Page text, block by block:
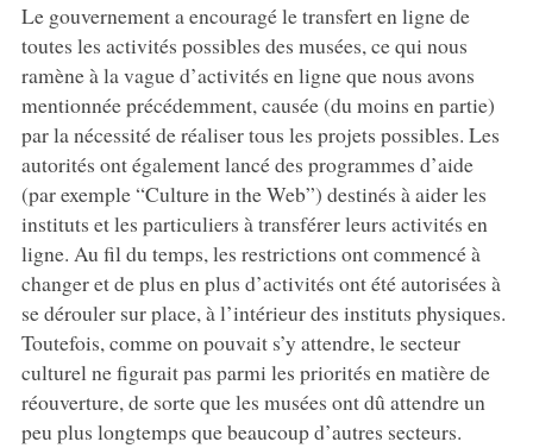
Le gouvernement a encouragé le transfert en ligne de
toutes les activités possibles des musées, ce qui nous
ramène à la vague d’activités en ligne que nous avons
mentionnée précédemment, causée (du moins en partie)
par la nécessité de réaliser tous les projets possibles. Les
autorités ont également lancé des programmes d’aide
(par exemple “Culture in the Web”) destinés à aider les
instituts et les particuliers à transférer leurs activités en
ligne. Au fil du temps, les restrictions ont commencé à
changer et de plus en plus d’activités ont été autorisées à
se dérouler sur place, à l’intérieur des instituts physiques.
Toutefois, comme on pouvait s’y attendre, le secteur
culturel ne figurait pas parmi les priorités en matière de
réouverture, de sorte que les musées ont dû attendre un
peu plus longtemps que beaucoup d’autres secteurs.